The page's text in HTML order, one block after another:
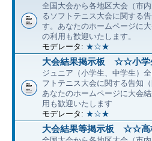
全国大会から各地区大会（市
るソフトテニス大会に関する
す。あなたのホームページに
の利用も歓迎いたします。
モデレータ: ★☆★
大会結果掲示板 ☆☆小
ジュニア（小学生、中学生）
フトテニス大会に関する告知
あなたのホームページに大会
用も歓迎いたします
モデレータ: ★☆★
大会結果等掲示板 ☆☆